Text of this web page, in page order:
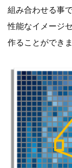
組み合わせる事
性能なイメージ
作ることができま